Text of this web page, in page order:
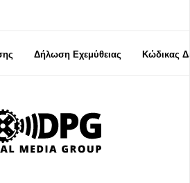
Δήλωση Εχεμύθειας Κώδικας